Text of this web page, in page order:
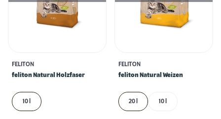
FELITON
feliton Natural Holzfaser
10 l
FELITON
feliton Natural Weizen
20 l 10 l